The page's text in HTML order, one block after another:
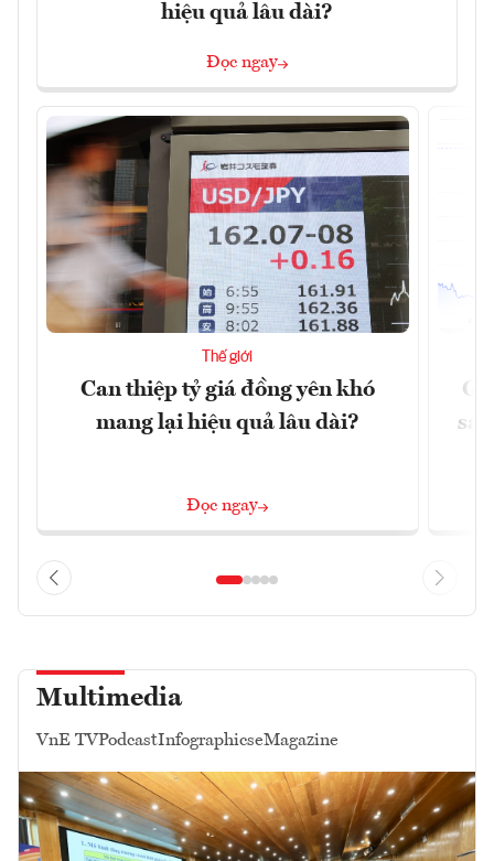
hiệu quả lâu dài?
Đọc ngay
Thế giới
Can thiệp tỷ giá đồng yên khó
mang lại hiệu quả lâu dài?
Đọc ngay
Multimedia
VnE TVPodcastInfographicseMagazine